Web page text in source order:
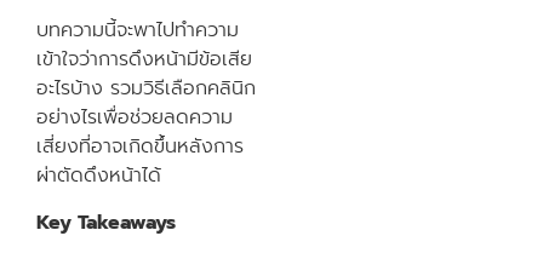
บทความนี้จะพาไปทำความ
เข้าใจว่าการดึงหน้ามีข้อเสีย
อะไรบ้าง รวมวิธีเลือกคลินิก
อย่างไรเพื่อช่วยลดความ
เสี่ยงที่อาจเกิดขึ้นหลังการ
ผ่าตัดดึงหน้าได้
Key Takeaways